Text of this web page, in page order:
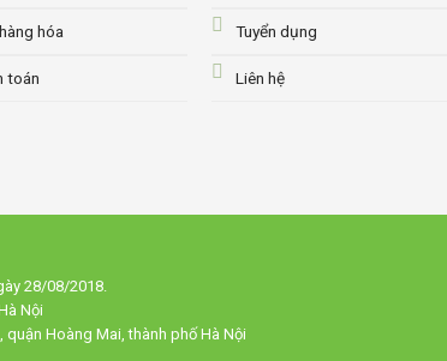
hóa
toán
Tuyển dụng
Liên hệ
28/08/2018.
Nội
Hoàng Mai, thành phố Hà Nội